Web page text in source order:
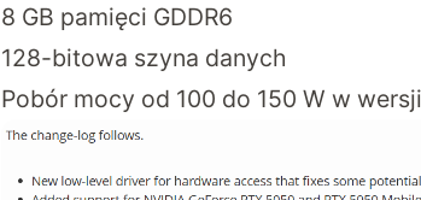
8 GB pamięci GDDR6
128-bitowa szyna danych
Pobór mocy od 100 do 150 W w